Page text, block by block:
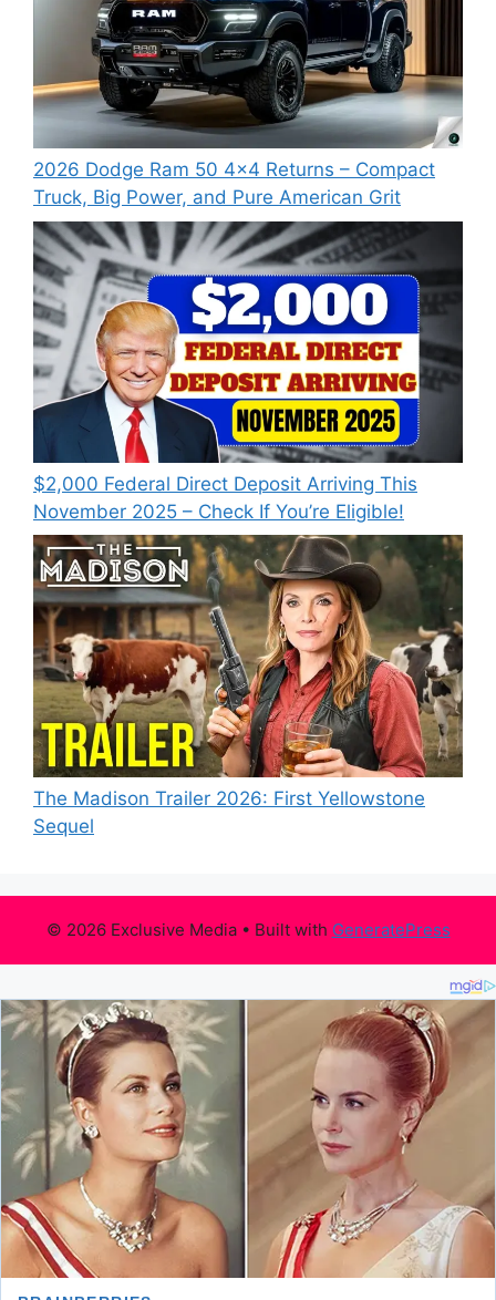
2026 Dodge Ram 50 4×4 Returns – Compact
Truck, Big Power, and Pure American Grit
$2,000 Federal Direct Deposit Arriving This
November 2025 – Check If You’re Eligible!
The Madison Trailer 2026: First Yellowstone
Sequel
© 2026 Exclusive Media• Built with GeneratePress